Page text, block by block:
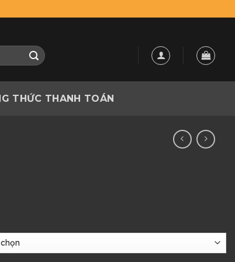
THỨC THANH TOÁN